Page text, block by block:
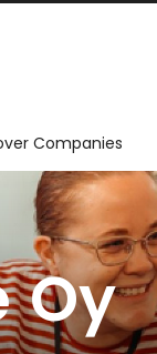
Companies
Oy